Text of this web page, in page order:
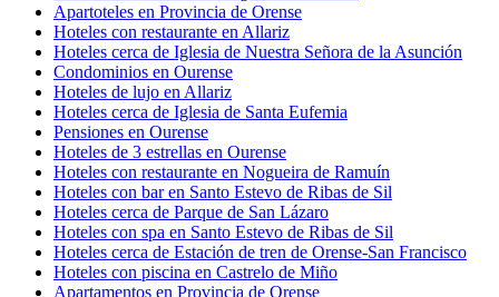
Apartoteles en Provincia de Orense
Hoteles con restaurante en Allariz
Hoteles cerca de Iglesia de Nuestra Señora de la Asunción
Condominios en Ourense
Hoteles de lujo en Allariz
Hoteles cerca de Iglesia de Santa Eufemia
Pensiones en Ourense
Hoteles de 3 estrellas en Ourense
Hoteles con restaurante en Nogueira de Ramuín
Hoteles con bar en Santo Estevo de Ribas de Sil
Hoteles cerca de Parque de San Lázaro
Hoteles con spa en Santo Estevo de Ribas de Sil
Hoteles cerca de Estación de tren de Orense-San Francisco
Hoteles con piscina en Castrelo de Miño
Apartamentos en Provincia de Orense